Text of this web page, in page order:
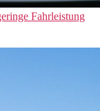
Fahrleistung